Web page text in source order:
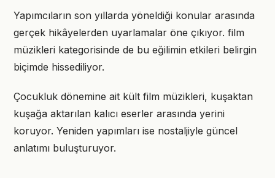
Yapımcıların son yıllarda yöneldiği konular arasında
gerçek hikâyelerden uyarlamalar öne çıkıyor. film
müzikleri kategorisinde de bu eğilimin etkileri belirgin
biçimde hissediliyor.
Çocukluk dönemine ait kült film müzikleri, kuşaktan
kuşağa aktarılan kalıcı eserler arasında yerini
koruyor. Yeniden yapımları ise nostaljiyle güncel
anlatımı buluşturuyor.